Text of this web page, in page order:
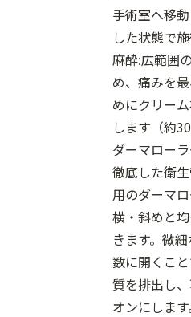
手術室へ移
した状態で
麻酔:広範囲
め、痛みを
めにクリー
します（約
ダーマロー
徹底した衛
用のダーマ
横・斜めと
きます。微
数に開くこ
質を排出し
オンにしま